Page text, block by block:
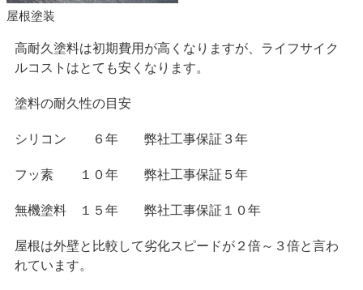
屋根塗装
高耐久塗料は初期費用が高くなりますが、ライフサイク
ルコストはとても安くなります。
塗料の耐久性の目安
シリコン ６年 弊社工事保証３年
フッ素 １０年 弊社工事保証５年
無機塗料 １５年 弊社工事保証１０年
屋根は外壁と比較して劣化スピードが２倍～３倍と言わ
れています。